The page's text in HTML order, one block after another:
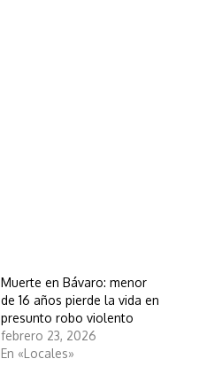
Muerte en Bávaro: menor
de 16 años pierde la vida en
presunto robo violento
febrero 23, 2026
En «Locales»